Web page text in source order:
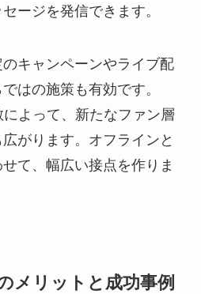
ージを発信できます。
キャンペーンやライブ配
はの施策も有効です。
よって、新たなファン層
がります。オフラインと
て、幅広い接点を作りま
メリットと成功事例